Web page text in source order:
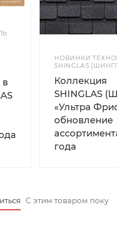
НОВИНКИ
SHINGLAS
Коллекция
SHINGLAS
«Ультра
обновление
года
С этим товаром